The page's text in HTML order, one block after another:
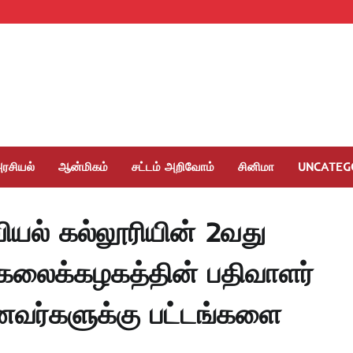
ஆன்மிகம் சட்டம் அறிவோம் சினிமா
கல்லூரியின் 2வது
பதிவாளர்
பட்டங்களை